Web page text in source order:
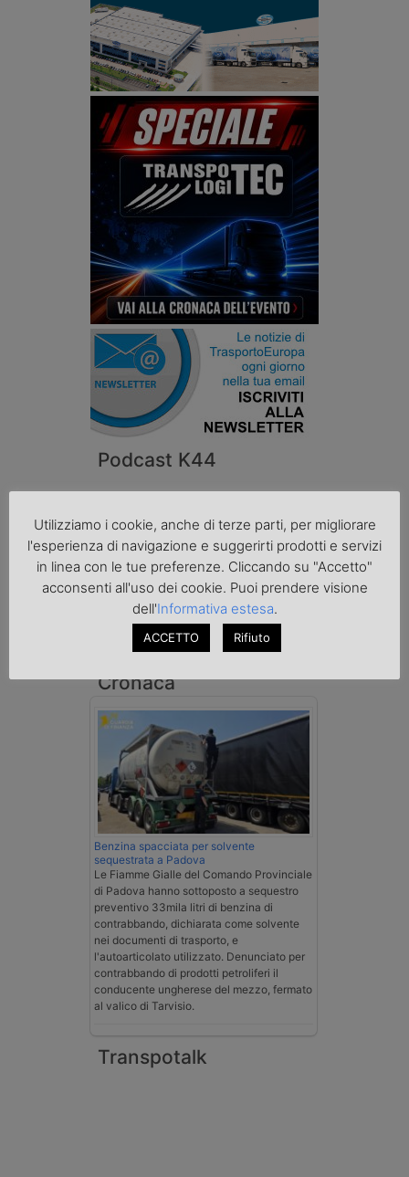
Podcast K44
Cronaca
Benzina spacciata per solvente
sequestrata a Padova
Le Fiamme Gialle del Comando Provinciale
di Padova hanno sottoposto a sequestro
preventivo 33mila litri di benzina di
contrabbando, dichiarata come solvente
nei documenti di trasporto, e
l'autoarticolato utilizzato. Denunciato per
contrabbando di prodotti petroliferi il
conducente ungherese del mezzo, fermato
al valico di Tarvisio.
Transpotalk
Utilizziamo i cookie, anche di terze parti, per migliorare
l'esperienza di navigazione e suggerirti prodotti e servizi
in linea con le tue preferenze. Cliccando su "Accetto"
acconsenti all'uso dei cookie. Puoi prendere visione
dell'Informativa estesa.
ACCETTO Rifiuto